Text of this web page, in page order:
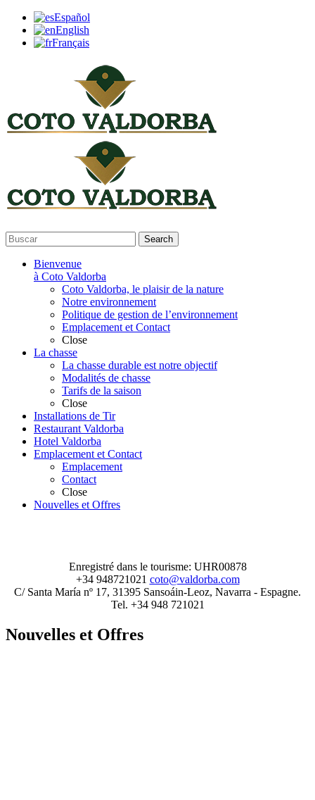
Español
English
Français
Search
Bienvenue
à Coto Valdorba
Coto Valdorba, le plaisir de la nature
Notre environnement
Politique de gestion de l’environnement
Emplacement et Contact
Close
La chasse
La chasse durable est notre objectif
Modalités de chasse
Tarifs de la saison
Close
Installations de Tir
Restaurant Valdorba
Hotel Valdorba
Emplacement et Contact
Emplacement
Contact
Close
Nouvelles et Offres
Enregistré dans le tourisme: UHR00878
+34 948721021 coto@valdorba.com
C/ Santa María nº 17, 31395 Sansoáin-Leoz, Navarra - Espagne.
Tel. +34 948 721021
Nouvelles et Offres